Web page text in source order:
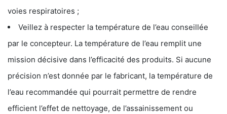
voies respiratoires ;
Veillez à respecter la température de l’eau conseillée
par le concepteur. La température de l’eau remplit une
mission décisive dans l’efficacité des produits. Si aucune
précision n’est donnée par le fabricant, la température de
l’eau recommandée qui pourrait permettre de rendre
efficient l’effet de nettoyage, de l’assainissement ou